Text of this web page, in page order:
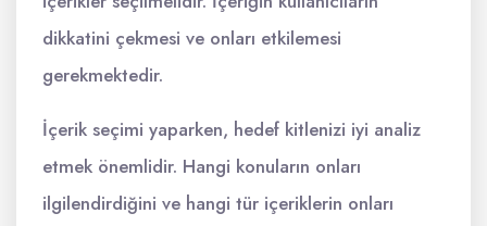
dikkatini çekmesi ve onları etkilemesi
gerekmektedir.
İçerik seçimi yaparken, hedef kitlenizi iyi analiz
etmek önemlidir. Hangi konuların onları
ilgilendirdiğini ve hangi tür içeriklerin onları